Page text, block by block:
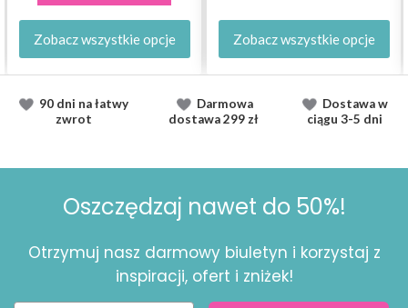
Zobacz wszystkie opcje Zobacz wszystkie opcje
90 dni na łatwy
zwrot
Darmowa
dostawa299 zł
Dostawaw
ciągu 3-5 dni
Oszczędzaj nawet do 50%!
Otrzymuj nasz darmowy biuletyn i korzystaj z
inspiracji, ofert i zniżek!